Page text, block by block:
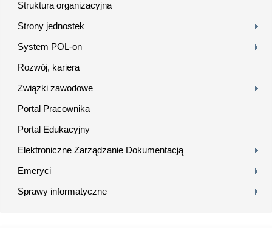
Struktura organizacyjna
Strony jednostek
System POL-on
Rozwój, kariera
Związki zawodowe
Portal Pracownika
Portal Edukacyjny
Elektroniczne Zarządzanie Dokumentacją
Emeryci
Sprawy informatyczne